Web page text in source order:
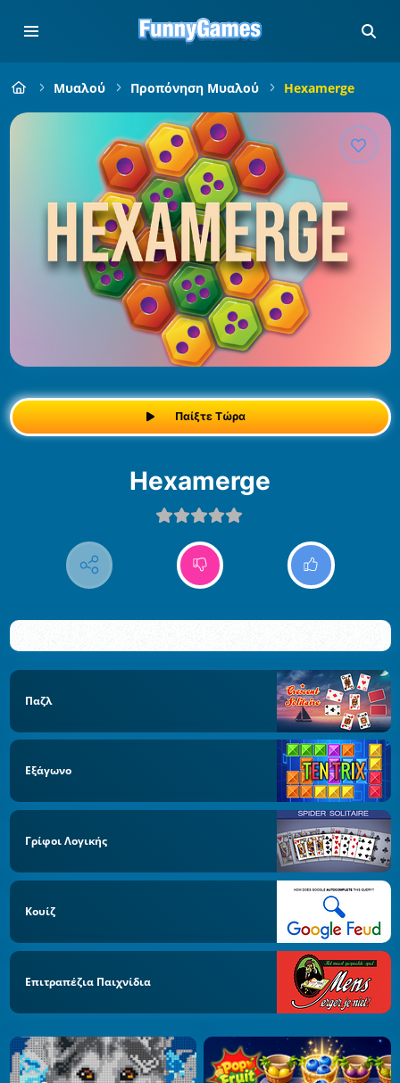
Μυαλού Προπόνηση Μυαλού Hexamerge
Παίξτε Τώρα
Hexamerge
Παζλ
Εξάγωνο
Γρίφοι Λογικής
Κουίζ
Επιτραπέζια Παιχνίδια